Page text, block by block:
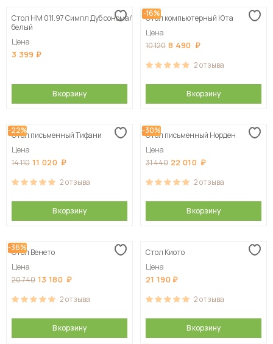
Стол НМ 011.97 Симпл Дуб сонома/
белый
Цена
3 399
В корзину
-16%
Стол компьютерный Юта
Цена
10 120 8 490
2отзыва
В корзину
-22%
Стол письменный Тифани
Цена
14 110 11 020
2отзыва
В корзину
-30%
Стол письменный Норден
Цена
31 440 22 010
2отзыва
В корзину
-36%
Стол Венето
Цена
20 740 13 180
2отзыва
В корзину
Стол Киото
Цена
21 190
2отзыва
В корзину